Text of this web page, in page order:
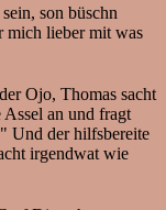
son büschn
mich lieber mit was
Ojo, Thomas sacht
an und fragt
Und der hilfsbereite
irgendwat wie